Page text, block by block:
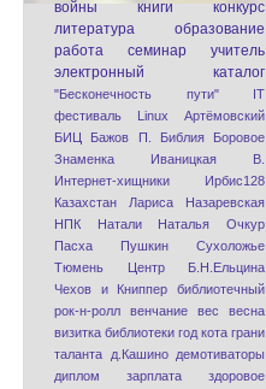
войны
книги
конкурс
литература
образование
работа
семинар
учитель
электронный каталог
"Бесконечность пути"
IT
фестиваль
Linux
Артёмовский
БИЦ
Бажов П. Библия
Боровое
Знаменка
Иваницкая В.
Интернет-хищники
Ирбис128
Казахстан
Лариса Назаревская
НПК
Натали
Наталья Очкур
Пасха
Пушкин
Сухоложье
Тюмень
Центр Б.Н.Ельцина
Чехов и Книппер
библиотечный
рок-н-ролл
венчание вес
весна
визитка библиотеки год кота грани
таланта
д.Кашино
демотиваторы
диплом
зарплата
здоровое